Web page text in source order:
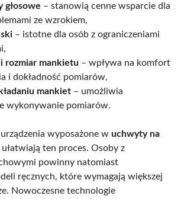
głosowe – stanowią cenne wsparcie dla
ze wzrokiem,
– istotne dla osób z ograniczeniami
rozmiar mankietu – wpływa na komfort
i dokładność pomiarów,
mankiet – umożliwia
wykonywanie pomiarów.
wyposażone w uchwyty na
ułatwiają ten proces. Osoby z
powinny natomiast
ręcznych, które wymagają większej
Nowoczesne technologie